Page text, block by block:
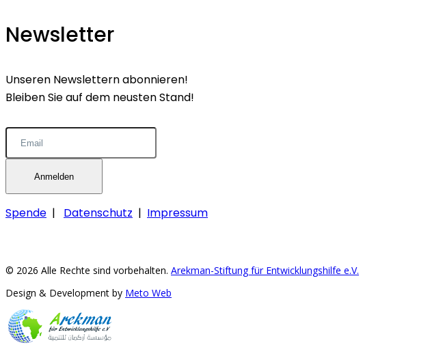
Newsletter
Unseren Newslettern abonnieren!
Bleiben Sie auf dem neusten Stand!
Anmelden
Spende | Datenschutz | Impressum
© 2026 Alle Rechte sind vorbehalten. Arekman-Stiftung für Entwicklungshilfe e.V.
Design & Development by Meto Web